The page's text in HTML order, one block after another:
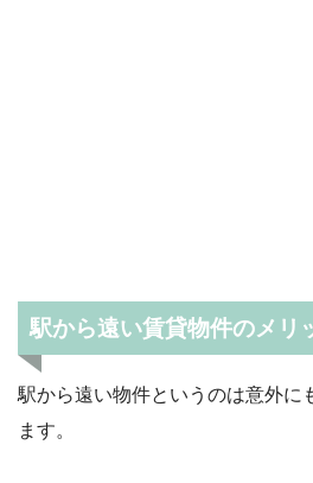
駅から遠い賃貸物件のメリ
駅から遠い物件というのは意外に
ます。